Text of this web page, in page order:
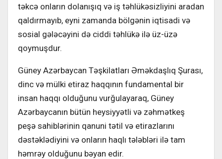
təkcə onların dolanışıq və iş təhlükəsizliyini aradan
qaldırmayıb, eyni zamanda bölgənin iqtisadi və
sosial gələcəyini də ciddi təhlükə ilə üz-üzə
qoymuşdur.
Güney Azərbaycan Təşkilatları Əməkdaşlıq Şurası,
dinc və mülki etiraz haqqının fundamental bir
insan haqqı olduğunu vurğulayaraq, Güney
Azərbaycanın bütün heysiyyətli və zəhmətkeş
peşə sahiblərinin qanuni tətil və etirazlarını
dəstəklədiyini və onların haqlı tələbləri ilə tam
həmrəy olduğunu bəyan edir.